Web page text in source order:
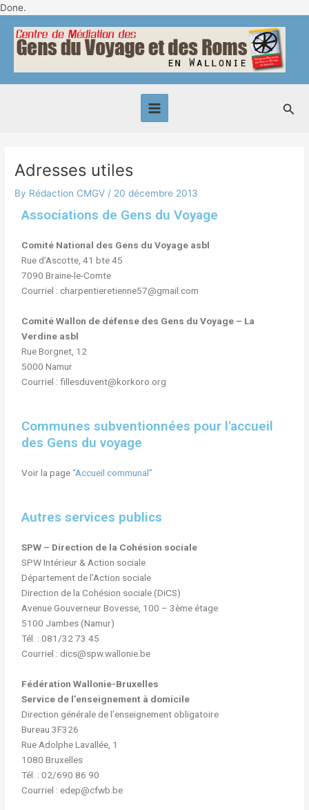
Done.
content
Main
Menu
Adresses utiles
By Rédaction CMGV / 20 décembre 2013
Associations de Gens du Voyage
Comité National des Gens du Voyage asbl
Rue d’Ascotte, 41 bte 45
7090 Braine-le-Comte
Courriel : charpentieretienne57@gmail.com
Comité Wallon de défense des Gens du Voyage – La
Verdine asbl
Rue Borgnet, 12
5000 Namur
Courriel : fillesduvent@korkoro.org
Communes subventionnées pour l'accueil
des Gens du voyage
Voir la page“Accueil communal”
Autres services publics
SPW – Direction de la Cohésion sociale
SPW Intérieur & Action sociale
Département de l’Action sociale
Direction de la Cohésion sociale (DiCS)
Avenue Gouverneur Bovesse, 100 – 3ème étage
5100 Jambes (Namur)
Tél. : 081/32 73 45
Courriel : dics@spw.wallonie.be
Fédération Wallonie-Bruxelles
Service de l’enseignement à domicile
Direction générale de l’enseignement obligatoire
Bureau 3F326
Rue Adolphe Lavallée, 1
1080 Bruxelles
Tél. : 02/690 86 90
Courriel : edep@cfwb.be
navigation